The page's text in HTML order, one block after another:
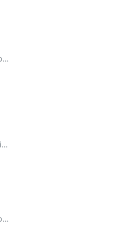
A campanha Convide um Amigo é oportunidade para reunir amigos para aproveitar juntos toda estrutura da unidade SESI-SP mais próxima. Os benefícios para clientes e convidados estão no regulamento.
SESI-SP lança campanha para incentivar clientes inativos a retomarem a prática de atividades físicas, esporte e lazer com benefícios exclusivos
Todos os sábados e domingos, uma programação que une recreação, esporte, cultura e lazer.